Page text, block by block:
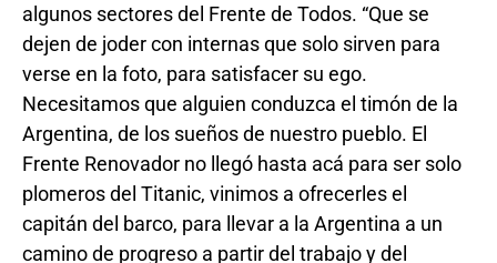
algunos sectores del Frente de Todos. “Que se
dejen de joder con internas que solo sirven para
verse en la foto, para satisfacer su ego.
Necesitamos que alguien conduzca el timón de la
Argentina, de los sueños de nuestro pueblo. El
Frente Renovador no llegó hasta acá para ser solo
plomeros del Titanic, vinimos a ofrecerles el
capitán del barco, para llevar a la Argentina a un
camino de progreso a partir del trabajo y del